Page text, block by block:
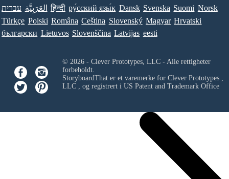
עברית العَرَبِيَّة हिन्दी ру́сский язы́к Dansk Svenska Suomi Norsk
Türkçe Polski Româna Ceština Slovenský Magyar Hrvatski
български Lietuvos Slovenščina Latvijas eesti
© 2026 - Clever Prototypes, LLC - Alle rettigheter
forbeholdt.
StoryboardThat er et varemerke for Clever Prototypes ,
LLC, og registrert i US Patent and Trademark Office